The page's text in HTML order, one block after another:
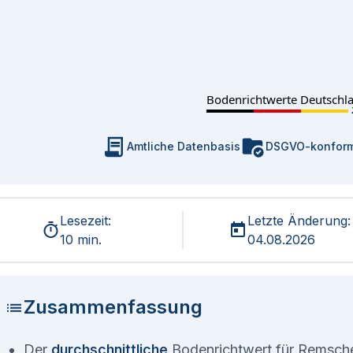
Bodenrichtwerte
Amtliche Datenbasis DSGVO-
Lesezeit:
10 min.
Letzte Änderung:
04.08.2026
Zusammenfassung
Der durchschnittliche Bodenrichtwert für